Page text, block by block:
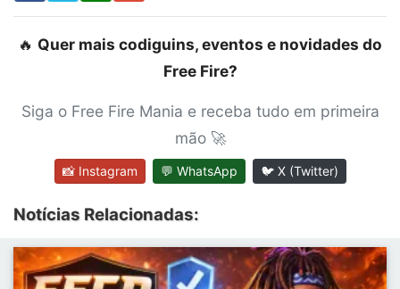
🔥 Quer mais codiguins, eventos e novidades do
Free Fire?
Siga o Free Fire Mania e receba tudo em primeira
mão 🚀
📸 Instagram 💬 WhatsApp 🐦 X (Twitter)
Notícias Relacionadas: